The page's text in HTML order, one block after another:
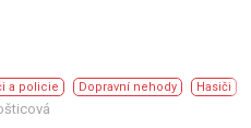
a policie Dopravní nehody
Hasiči